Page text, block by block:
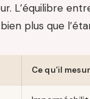
L’équilibre
plus que
Ce qu’il